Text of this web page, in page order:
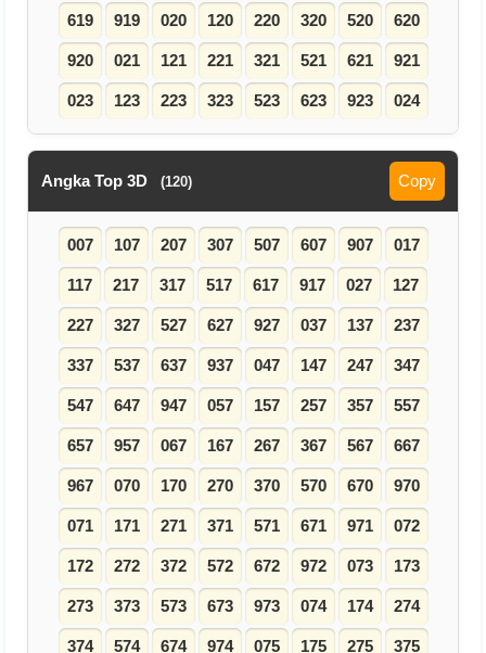
619 919 020 120 220 320 520 620
920 021 121 221 321 521 621 921
023 123 223 323 523 623 923 024
Angka Top 3D (120) Copy
007 107 207 307 507 607 907 017
117 217 317 517 617 917 027 127
227 327 527 627 927 037 137 237
337 537 637 937 047 147 247 347
547 647 947 057 157 257 357 557
657 957 067 167 267 367 567 667
967 070 170 270 370 570 670 970
071 171 271 371 571 671 971 072
172 272 372 572 672 972 073 173
273 373 573 673 973 074 174 274
374 574 674 974 075 175 275 375